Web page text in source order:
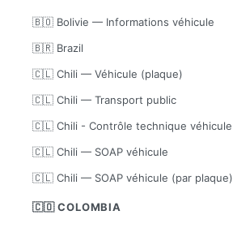
🇧🇴 Bolivie — Informations véhicule
🇧🇷 Brazil
🇨🇱 Chili — Véhicule (plaque)
🇨🇱 Chili — Transport public
🇨🇱 Chili - Contrôle technique véhicule
🇨🇱 Chili — SOAP véhicule
🇨🇱 Chili — SOAP véhicule (par plaque)
🇨🇴 COLOMBIA